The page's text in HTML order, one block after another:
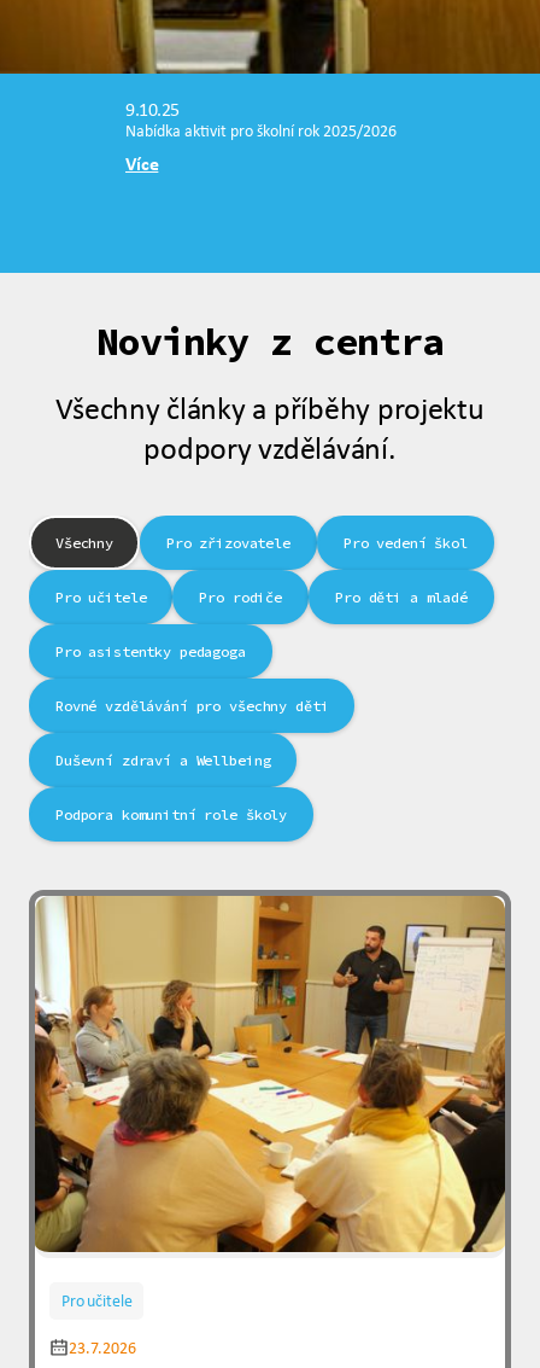
9.10.25
Nabídka aktivit pro školní rok 2025/2026
Více
Novinky z centra
Všechny články a příběhy projektu
podpory vzdělávání.
Všechny Pro zřizovatele Pro vedení škol
Pro učitele Pro rodiče Pro děti a mladé
Pro asistentky pedagoga
Rovné vzdělávání pro všechny děti
Duševní zdraví a Wellbeing
Podpora komunitní role školy
Pro učitele
23.7.2026